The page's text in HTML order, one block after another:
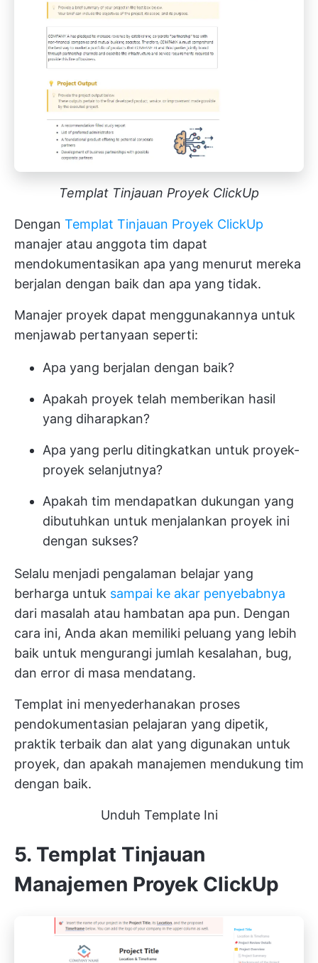
Templat Tinjauan Proyek ClickUp
Dengan Templat Tinjauan Proyek ClickUp
manajer atau anggota tim dapat
mendokumentasikan apa yang menurut mereka
berjalan dengan baik dan apa yang tidak.
Manajer proyek dapat menggunakannya untuk
menjawab pertanyaan seperti:
Apa yang berjalan dengan baik?
Apakah proyek telah memberikan hasil
yang diharapkan?
Apa yang perlu ditingkatkan untuk proyek-
proyek selanjutnya?
Apakah tim mendapatkan dukungan yang
dibutuhkan untuk menjalankan proyek ini
dengan sukses?
Selalu menjadi pengalaman belajar yang
berharga untuk sampai ke akar penyebabnya
dari masalah atau hambatan apa pun. Dengan
cara ini, Anda akan memiliki peluang yang lebih
baik untuk mengurangi jumlah kesalahan, bug,
dan error di masa mendatang.
Templat ini menyederhanakan proses
pendokumentasian pelajaran yang dipetik,
praktik terbaik dan alat yang digunakan untuk
proyek, dan apakah manajemen mendukung tim
dengan baik.
Unduh Template Ini
5. Templat Tinjauan
Manajemen Proyek ClickUp